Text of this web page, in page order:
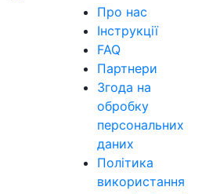
Про нас
Інструкції
FAQ
Партнери
Згода на
обробку
персональних
даних
Політика
використання